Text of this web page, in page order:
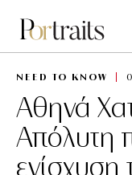
NEED TO KNOW
Αθηνά
Απόλυτη
ενίσχυση